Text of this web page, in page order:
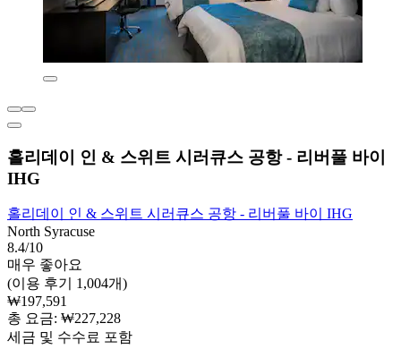
홀리데이 인 & 스위트 시러큐스 공항 - 리버풀 바이
IHG
홀리데이 인 & 스위트 시러큐스 공항 - 리버풀 바이 IHG
North Syracuse
8.4/10
매우 좋아요
(이용 후기 1,004개)
₩197,591
총 요금: ₩227,228
세금 및 수수료 포함